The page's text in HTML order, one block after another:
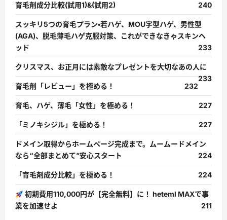
育毛剤成分比較(試用1)&(試用2) 240
スッキリ5つの育毛プラン・若ハゲ、MOU字型ハゲ、男性型
(AGA)、脱毛薄毛ハゲ克服対策、これができなきゃスキンヘ
ッド
233
クリスマス、お正月には素敵なプレゼントを大切なあの人に
233
育毛剤「レビュー」を極める！
232
育毛、ハゲ、薄毛「女性」を極める！ 227
「ミノキシジル」を極める！ 227
ドメイン取得からホームページ完成まで。ムームードメイン
なら“全部まとめて”安心スタート
224
「育毛剤成分比較」を極める！ 224
初期費用110,000円が【完全無料】に！ heteml MAXで事
業を加速せよ
211